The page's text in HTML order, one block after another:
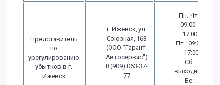
Представитель
по
урегулированию
убытков в г.
Ижевск
г. Ижевск, ул.
Союзная, 163
(ООО "Гарант-
Автосервис")
8 (909) 063-37-
77
Пн.-Чт.:
09:00 -
17:00
Пт.: 09:00
- 17:00
Сб.:
выходной
Вс.: